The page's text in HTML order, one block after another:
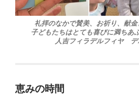
礼拝のなかで賛美、お祈り、献金
子どもたちはとても喜びに満ちあ
人吉フィラデルフィヤ デ
恵みの時間